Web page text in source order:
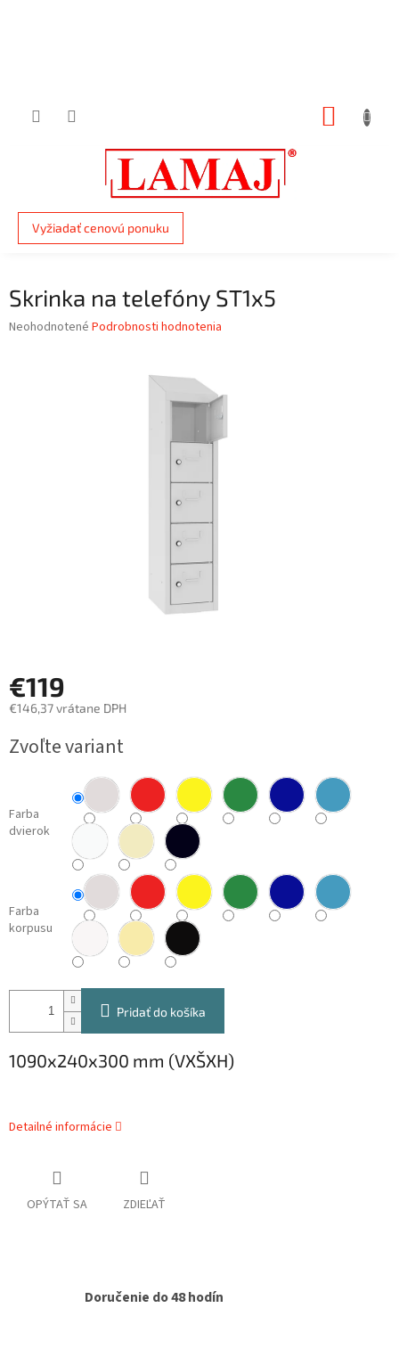
Vyžiadať cenovú ponuku
Skrinka na telefóny ST1x5
Priemerné
Neohodnotené Podrobnosti hodnotenia
€119
€146,37 vrátane DPH
cena:
Zvoľte variant
Farba
dvierok
Farba
korpusu
Pridať do košíka
1090x240x300 mm (VXŠXH)
Detailné informácie
OPÝTAŤ SA ZDIEĽAŤ
Doručenie do 48 hodín